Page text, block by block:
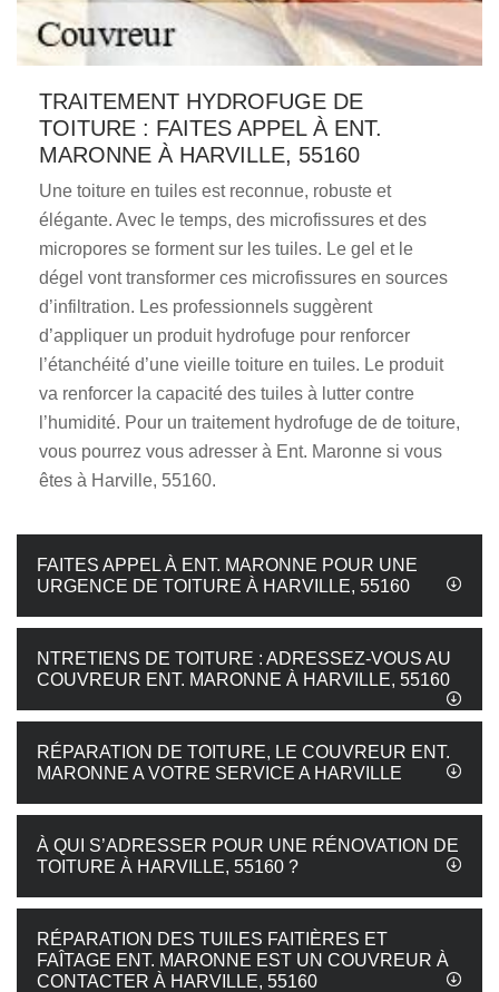
TRAITEMENT HYDROFUGE DE
TOITURE : FAITES APPEL À ENT.
MARONNE À HARVILLE, 55160
Une toiture en tuiles est reconnue, robuste et
élégante. Avec le temps, des microfissures et des
micropores se forment sur les tuiles. Le gel et le
dégel vont transformer ces microfissures en sources
d’infiltration. Les professionnels suggèrent
d’appliquer un produit hydrofuge pour renforcer
l’étanchéité d’une vieille toiture en tuiles. Le produit
va renforcer la capacité des tuiles à lutter contre
l’humidité. Pour un traitement hydrofuge de de toiture,
vous pourrez vous adresser à Ent. Maronne si vous
êtes à Harville, 55160.
FAITES APPEL À ENT. MARONNE POUR UNE
URGENCE DE TOITURE À HARVILLE, 55160
NTRETIENS DE TOITURE : ADRESSEZ-VOUS AU
COUVREUR ENT. MARONNE À HARVILLE, 55160
RÉPARATION DE TOITURE, LE COUVREUR ENT.
MARONNE A VOTRE SERVICE A HARVILLE
À QUI S’ADRESSER POUR UNE RÉNOVATION DE
TOITURE À HARVILLE, 55160 ?
RÉPARATION DES TUILES FAITIÈRES ET
FAÎTAGE ENT. MARONNE EST UN COUVREUR À
CONTACTER À HARVILLE, 55160